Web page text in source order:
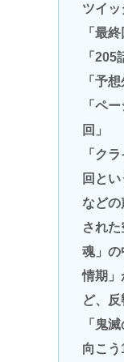
ツイッ
「最
「205
「予想
「ペ
回」
「ク
回と
などの
され
魂」の
情期」
ど、反
「鬼
向こう